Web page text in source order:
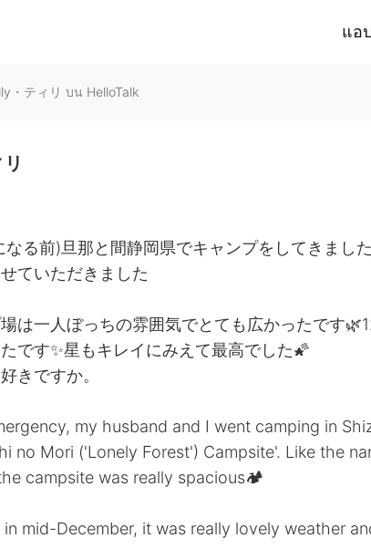
แอ
・ティリ บน HelloTalk
なる前)旦那と間静岡県でキャンプをしてきまし
ていただきました
は一人ぼっちの雰囲気でとても広かったです
です✨星もキレイにみえて最高でした🌠
きですか。
my husband and I went camping in
no Mori ('Lonely Forest') Campsite'. Like the
campsite was really spacious🏕️
mid-December, it was really lovely weather